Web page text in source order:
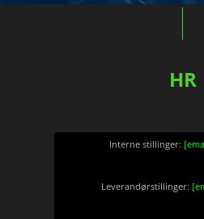
HR
Interne stillinger:
Leverandørstillinger: